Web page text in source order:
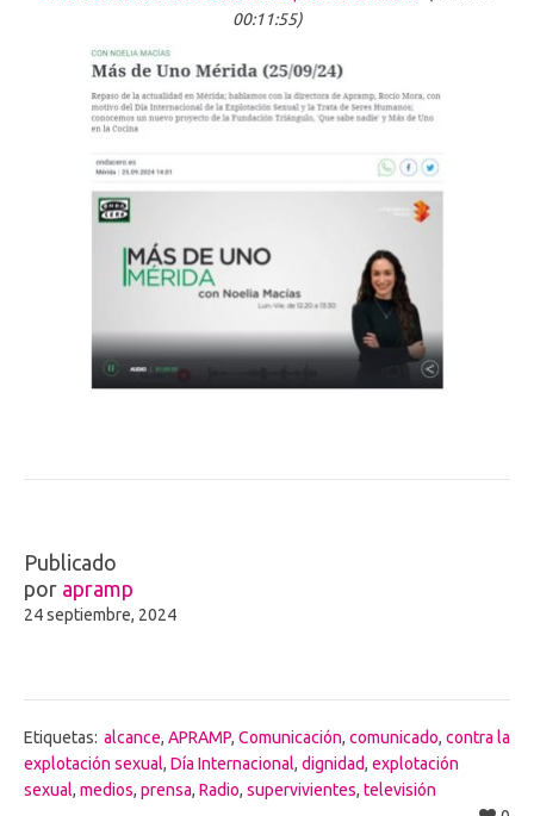
00:11:55)
Publicado
por apramp
24 septiembre, 2024
Etiquetas: alcance, APRAMP, Comunicación, comunicado, contra la
explotación sexual, Día Internacional, dignidad, explotación
sexual, medios, prensa, Radio, supervivientes, televisión